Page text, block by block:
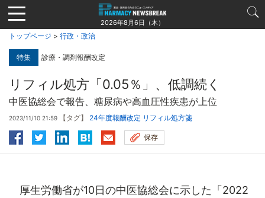
Jump
to
navigation
2026年8月6日（木）
トップページ > 行政・政治
特集 診療・調剤報酬改定
リフィル処方「0.05％」、低調続く
中医協総会で報告、糖尿病や高血圧性疾患が上位
2023/11/10 21:59 【タグ】 24年度報酬改定 リフィル処方箋
保存
厚生労働省が10日の中医協総会に示した「2022